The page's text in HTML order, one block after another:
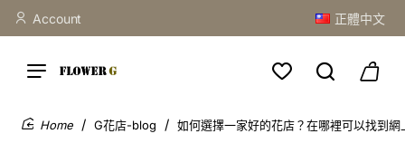
Account 正體中文
G花店-blog 如何選擇一家好的花店？在哪裡可以找到網